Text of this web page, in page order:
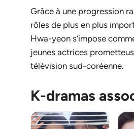
Grâce à une progression
rôles de plus en plus
Hwa-yeon s’impose
jeunes actrices
télévision sud-coréenne.
K-dramas